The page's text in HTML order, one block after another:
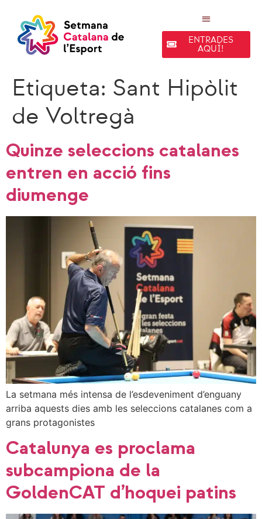
ENTRADES
AQUÍ!
Etiqueta: Sant Hipòlit
de Voltregà
Quinze seleccions catalanes
entren en acció fins
diumenge
La setmana més intensa de l’esdeveniment d’enguany
arriba aquests dies amb les seleccions catalanes com a
grans protagonistes
Catalunya es proclama
subcampiona de la
GoldenCAT d’hoquei patins